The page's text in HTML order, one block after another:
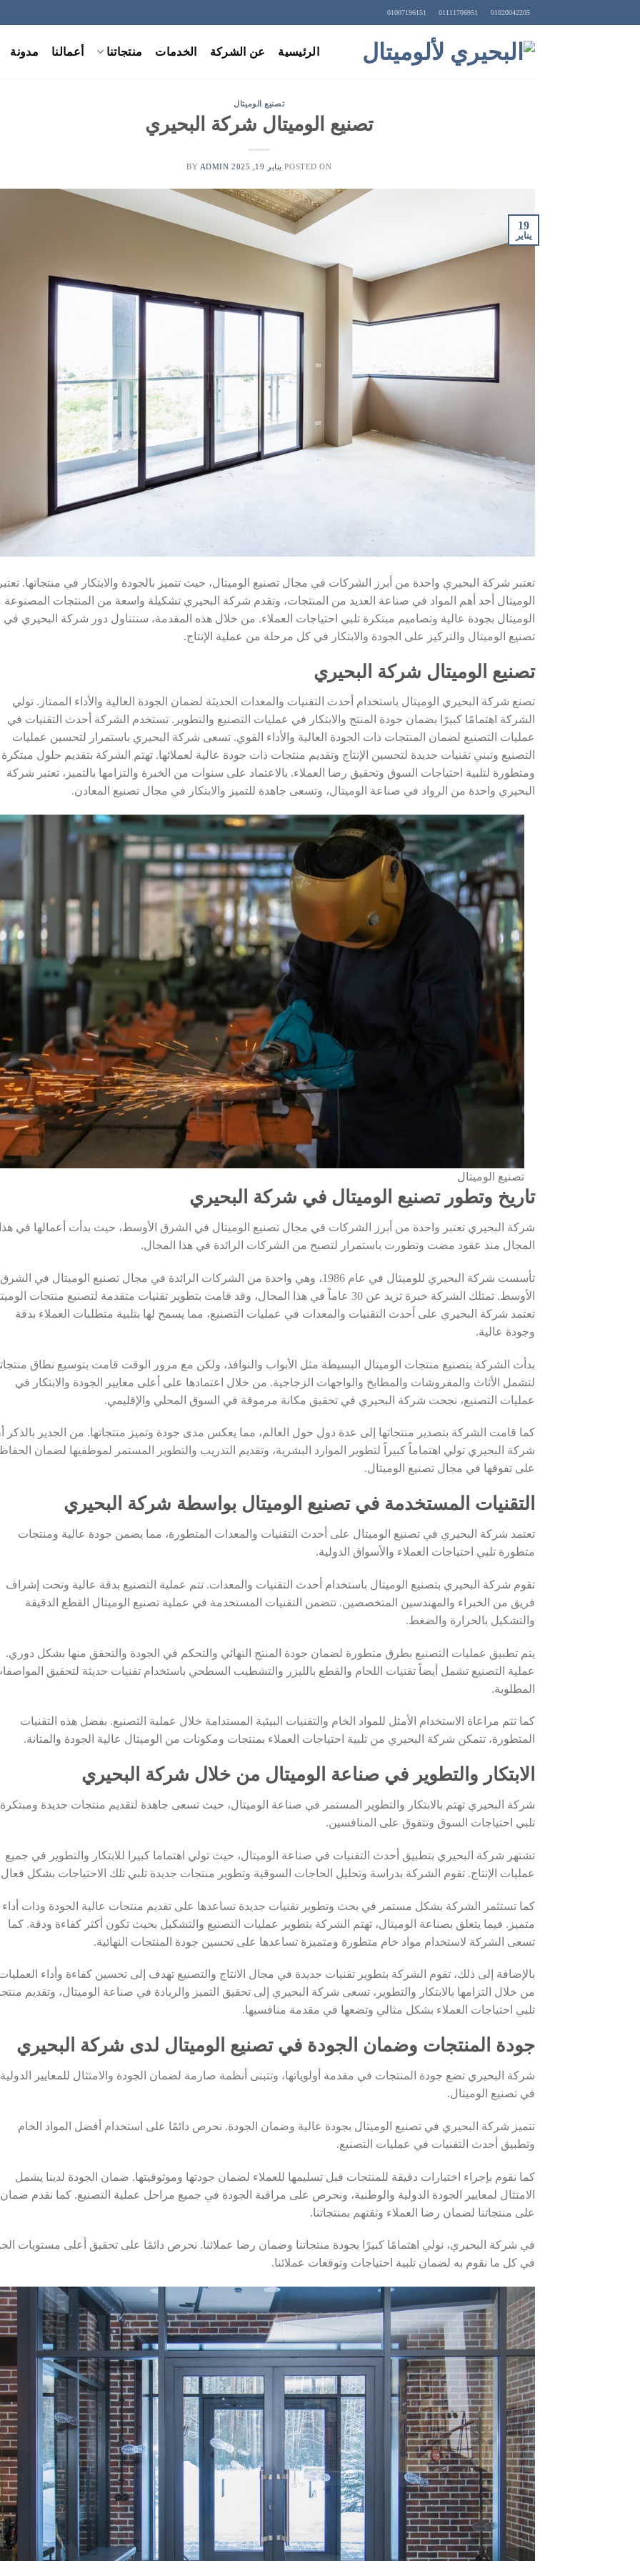
to
01020042205
01111706951
01007196151
الرئيسية عن الشركة الخدمات منتجاتنا أعمالنا مدونة
تصنيع الوميتال
تصنيع الوميتال شركة البحيري
POSTED ON يناير 19, 2025 BY
ADMIN
19
يناير
تعتبر شركة البحيري واحدة من أبرز الشركات في مجال تصنيع الوميتال، حيث تتميز بالجودة والابتكار في منتجاتها.
الوميتال أحد أهم المواد في صناعة العديد من المنتجات، وتقدم شركة البحيري تشكيلة واسعة من المنتجات
الوميتال بجودة عالية وتصاميم مبتكرة تلبي احتياجات العملاء. من خلال هذه المقدمة، سنتناول دور شركة البحيري في
تصنيع الوميتال والتركيز على الجودة والابتكار في كل مرحلة من عملية الإنتاج.
تصنيع الوميتال شركة البحيري
تصنع شركة البحيري الوميتال باستخدام أحدث التقنيات والمعدات الحديثة لضمان الجودة العالية والأداء الممتاز. تولي
الشركة اهتمامًا كبيرًا بضمان جودة المنتج والابتكار في عمليات التصنيع والتطوير. تستخدم الشركة أحدث التقنيات في
عمليات التصنيع لضمان المنتجات ذات الجودة العالية والأداء القوي. تسعى شركة البحيري باستمرار لتحسين عمليات
التصنيع وتبني تقنيات جديدة لتحسين الإنتاج وتقديم منتجات ذات جودة عالية لعملائها. تهتم الشركة بتقديم حلول مبتكرة
ومتطورة لتلبية احتياجات السوق وتحقيق رضا العملاء. بالاعتماد على سنوات من الخبرة والتزامها بالتميز، تعتبر شركة
البحيري واحدة من الرواد في صناعة الوميتال، وتسعى جاهدة للتميز والابتكار في مجال تصنيع المعادن.
تصنيع الوميتال
تاريخ وتطور تصنيع الوميتال في شركة البحيري
شركة البحيري تعتبر واحدة من أبرز الشركات في مجال تصنيع الوميتال في الشرق الأوسط، حيث بدأت أعمالها في
المجال منذ عقود مضت وتطورت باستمرار لتصبح من الشركات الرائدة في هذا المجال.
تأسست شركة البحيري للوميتال في عام 1986، وهي واحدة من الشركات الرائدة في مجال تصنيع الوميتال في الشرق
الأوسط. تمتلك الشركة خبرة تزيد عن 30 عاماً في هذا المجال، وقد قامت بتطوير تقنيات متقدمة لتصنيع منتجات
تعتمد شركة البحيري على أحدث التقنيات والمعدات في عمليات التصنيع، مما يسمح لها بتلبية متطلبات العملاء بدقة
وجودة عالية.
بدأت الشركة بتصنيع منتجات الوميتال البسيطة مثل الأبواب والنوافذ، ولكن مع مرور الوقت قامت بتوسيع نطاق
لتشمل الأثاث والمفروشات والمطابخ والواجهات الزجاجية. من خلال اعتمادها على أعلى معايير الجودة والابتكار في
عمليات التصنيع، نجحت شركة البحيري في تحقيق مكانة مرموقة في السوق المحلي والإقليمي.
كما قامت الشركة بتصدير منتجاتها إلى عدة دول حول العالم، مما يعكس مدى جودة وتميز منتجاتها. من الجدير بالذكر
شركة البحيري تولي اهتماماً كبيراً لتطوير الموارد البشرية، وتقديم التدريب والتطوير المستمر لموظفيها لضمان
على تفوقها في مجال تصنيع الوميتال.
التقنيات المستخدمة في تصنيع الوميتال بواسطة شركة البحيري
تعتمد شركة البحيري في تصنيع الوميتال على أحدث التقنيات والمعدات المتطورة، مما يضمن جودة عالية ومنتجات
متطورة تلبي احتياجات العملاء والأسواق الدولية.
تقوم شركة البحيري بتصنيع الوميتال باستخدام أحدث التقنيات والمعدات. تتم عملية التصنيع بدقة عالية وتحت إشراف
فريق من الخبراء والمهندسين المتخصصين. تتضمن التقنيات المستخدمة في عملية تصنيع الوميتال القطع الدقيقة
والتشكيل بالحرارة والضغط.
يتم تطبيق عمليات التصنيع بطرق متطورة لضمان جودة المنتج النهائي والتحكم في الجودة والتحقق منها بشكل دوري.
عملية التصنيع تشمل أيضاً تقنيات اللحام والقطع بالليزر والتشطيب السطحي باستخدام تقنيات حديثة لتحقيق
المطلوبة.
كما تتم مراعاة الاستخدام الأمثل للمواد الخام والتقنيات البيئية المستدامة خلال عملية التصنيع. بفضل هذه التقنيات
المتطورة، تتمكن شركة البحيري من تلبية احتياجات العملاء بمنتجات ومكونات من الوميتال عالية الجودة والمتانة.
الابتكار والتطوير في صناعة الوميتال من خلال شركة البحيري
شركة البحيري تهتم بالابتكار والتطوير المستمر في صناعة الوميتال، حيث تسعى جاهدة لتقديم منتجات جديدة ومبتكرة
تلبي احتياجات السوق وتتفوق على المنافسين.
تشتهر شركة البحيري بتطبيق أحدث التقنيات في صناعة الوميتال، حيث تولي اهتماما كبيرا للابتكار والتطوير في جميع
عمليات الإنتاج. تقوم الشركة بدراسة وتحليل الحاجات السوقية وتطوير منتجات جديدة تلبي تلك الاحتياجات بشكل
كما تستثمر الشركة بشكل مستمر في بحث وتطوير تقنيات جديدة تساعدها على تقديم منتجات عالية الجودة وذات أداء
متميز. فيما يتعلق بصناعة الوميتال، تهتم الشركة بتطوير عمليات التصنيع والتشكيل بحيث تكون أكثر كفاءة ودقة. كما
تسعى الشركة لاستخدام مواد خام متطورة ومتميزة تساعدها على تحسين جودة المنتجات النهائية.
بالإضافة إلى ذلك، تقوم الشركة بتطوير تقنيات جديدة في مجال الانتاج والتصنيع تهدف إلى تحسين كفاءة وأداء
من خلال التزامها بالابتكار والتطوير، تسعى شركة البحيري إلى تحقيق التميز والريادة في صناعة الوميتال، وتقديم
تلبي احتياجات العملاء بشكل مثالي وتضعها في مقدمة منافسيها.
جودة المنتجات وضمان الجودة في تصنيع الوميتال لدى شركة البحيري
شركة البحيري تضع جودة المنتجات في مقدمة أولوياتها، وتتبنى أنظمة صارمة لضمان الجودة والامتثال للمعايير الدولية
في تصنيع الوميتال.
تتميز شركة البحيري في تصنيع الوميتال بجودة عالية وضمان الجودة. نحرص دائمًا على استخدام أفضل المواد الخام
وتطبيق أحدث التقنيات في عمليات التصنيع.
كما نقوم بإجراء اختبارات دقيقة للمنتجات قبل تسليمها للعملاء لضمان جودتها وموثوقيتها. ضمان الجودة لدينا يشمل
الامتثال لمعايير الجودة الدولية والوطنية، ونحرص على مراقبة الجودة في جميع مراحل عملية التصنيع. كما نقدم ضمان
على منتجاتنا لضمان رضا العملاء وثقتهم بمنتجاتنا.
في شركة البحيري، نولي اهتمامًا كبيرًا بجودة منتجاتنا وضمان رضا عملائنا. نحرص دائمًا على تحقيق أعلى مستويات
في كل ما نقوم به لضمان تلبية احتياجات وتوقعات عملائنا.